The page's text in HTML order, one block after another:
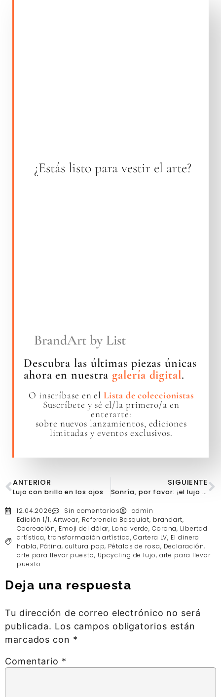
¿Estás listo para vestir el arte?
BrandArt by List
Descubra las últimas piezas únicas
ahora en nuestra galería digital.
O inscríbase en el Lista de coleccionistas
Suscríbete y sé el/la primero/a en
enterarte:
sobre nuevos lanzamientos, ediciones
limitadas y eventos exclusivos.
ANTERIOR
Lujo con brillo en los ojos
SIGUIENTE
Sonría, por favor: ¡el lujo puede ser divertido!
12.04.2026 Sin comentarios
admin
Edición 1/1, Artwear, Referencia Basquiat, brandart,
Cocreación, Emoji del dólar, Lona verde, Corona, Libertad
artística, transformación artística,Cartera LV, El dinero
habla, Pátina, cultura pop, Pétalos de rosa, Declaración,
arte para llevar puesto, Upcycling de lujo, arte para llevar
puesto
Deja una respuesta
Tu dirección de correo electrónico no será
publicada. Los campos obligatorios están
marcados con *
Comentario *